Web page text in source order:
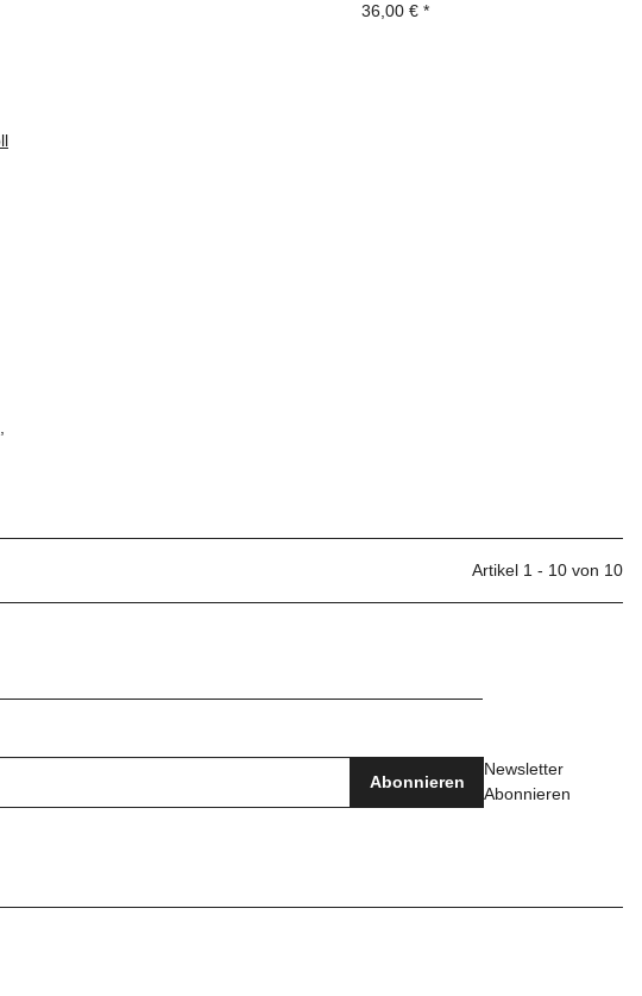
36,00 € *
Artikel 1 - 10 von 10
Abonnieren
Newsletter
Abonnieren